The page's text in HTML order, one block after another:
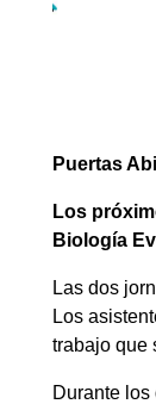
Puertas
Los
Biología
Las dos
Los
trabajo que
Durante